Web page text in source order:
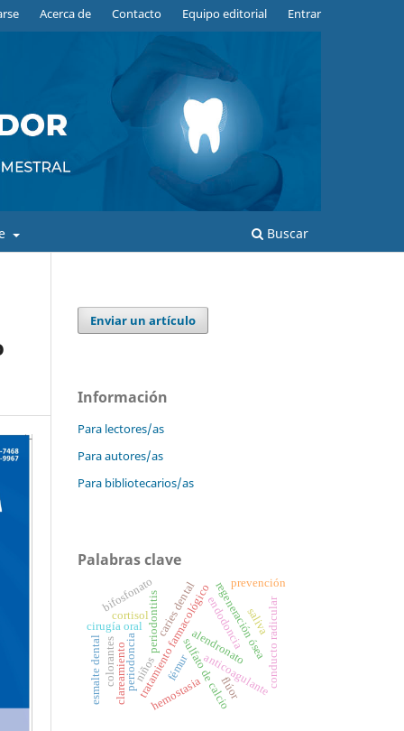
Buscar
Acerca de Contacto Equipo editorial Entrar
Enviar un artículo
Información
Para lectores/as
Para autores/as
Para bibliotecarios/as
Palabras clave
periodoncia
periodontitis
tratamiento farmacológicoregeneración ósea
fémursulfato de calcio
alendronato
bifosfonato
cirugía oral
anticoagulante
hemostasia
clareamiento
colorantes
endodoncia conducto radicular
prevención
esmalte dental flúor
cortisol saliva
niños
caries dental